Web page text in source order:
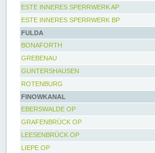
ESTE INNERES SPERRWERK AP
ESTE INNERES SPERRWERK BP
FULDA
BONAFORTH
GREBENAU
GUNTERSHAUSEN
ROTENBURG
FINOWKANAL
EBERSWALDE OP
GRAFENBRÜCK OP
LEESENBRÜCK OP
LIEPE OP